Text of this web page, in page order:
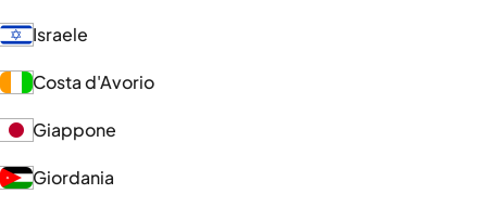
Israele
Costa d'Avorio
Giappone
Giordania